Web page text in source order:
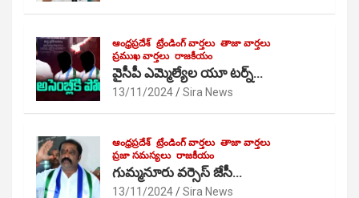
ఆంధ్రప్రదేశ్ ట్రేండింగ్ వార్తలు తాజా వార్తలు
ప్రముఖ వార్తలు రాజకీయం
వైసీపీ ఎమ్మెల్యేల యూ టర్న్…
13/11/2024 Sira News
ఆంధ్రప్రదేశ్ ట్రేండింగ్ వార్తలు తాజా వార్తలు
ప్రజా సమస్యలు రాజకీయం
గుమ్మనూరు వర్సెస్ జేసీ…
13/11/2024 Sira News